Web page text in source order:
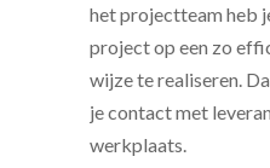
het projectteam heb
project op een zo
wijze te realiseren.
je contact met
werkplaats.